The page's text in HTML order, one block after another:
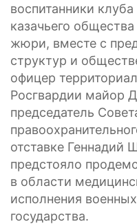
воспитанники
казачьего
жюри, вместе с
структур и
офицер
Росгвардии майор
председатель
отставке
предстояло
в области
исполнения
государства.